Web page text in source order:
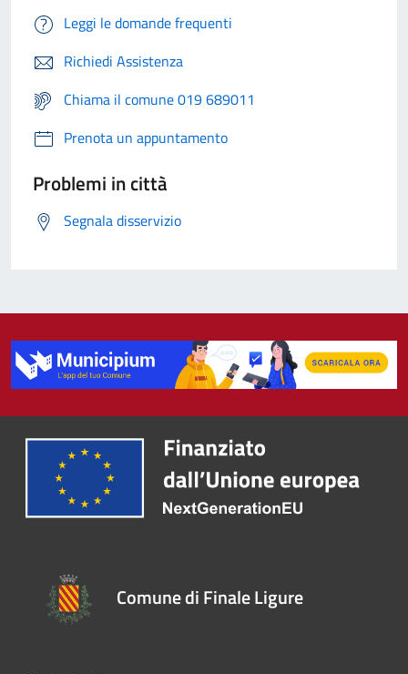
Leggi le domande frequenti
Richiedi Assistenza
Chiama il comune 019 689011
Prenota un appuntamento
Problemi in città
Segnala disservizio
Comune di Finale Ligure